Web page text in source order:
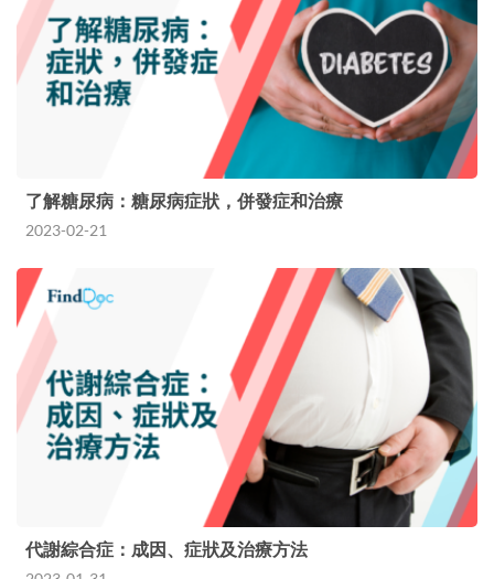
了解糖尿病：糖尿病症狀，併發症和治療
2023-02-21
代謝綜合症：成因、症狀及治療方法